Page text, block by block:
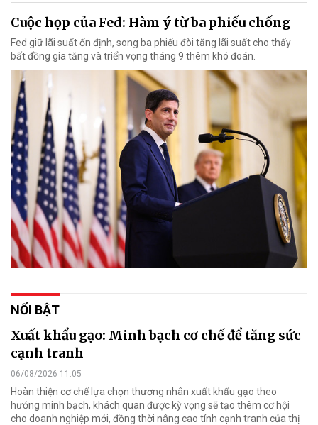
Cuộc họp của Fed: Hàm ý từ ba phiếu chống
Fed giữ lãi suất ổn định, song ba phiếu đòi tăng lãi suất cho thấy
bất đồng gia tăng và triển vọng tháng 9 thêm khó đoán.
NỔI BẬT
Xuất khẩu gạo: Minh bạch cơ chế để tăng sức
cạnh tranh
06/08/2026 11:05
Hoàn thiện cơ chế lựa chọn thương nhân xuất khẩu gạo theo
hướng minh bạch, khách quan được kỳ vọng sẽ tạo thêm cơ hội
cho doanh nghiệp mới, đồng thời nâng cao tính cạnh tranh của thị